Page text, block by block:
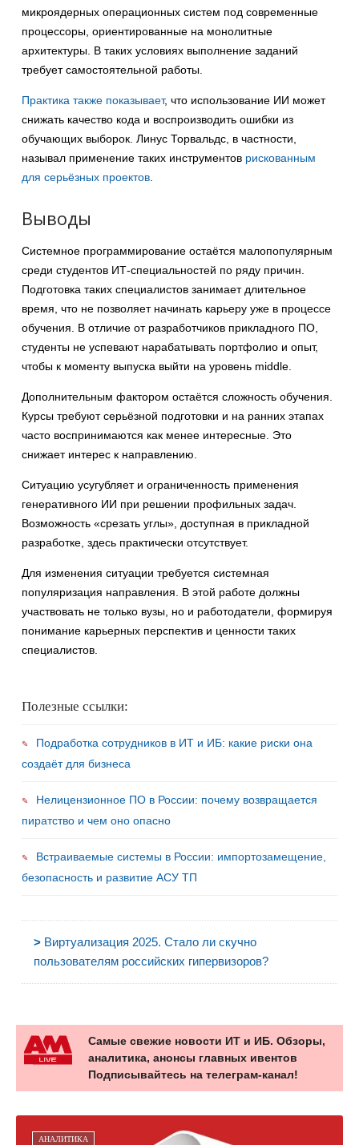
микроядерных операционных систем под современные
процессоры, ориентированные на монолитные
архитектуры. В таких условиях выполнение заданий
требует самостоятельной работы.
Практика также показывает, что использование ИИ может
снижать качество кода и воспроизводить ошибки из
обучающих выборок. Линус Торвальдс, в частности,
называл применение таких инструментов рискованным
для серьёзных проектов
Выводы
Системное программирование остаётся малопопулярным
среди студентов ИТ-специальностей по ряду причин.
Подготовка таких специалистов занимает длительное
время, что не позволяет начинать карьеру уже в процессе
обучения. В отличие от разработчиков прикладного ПО,
студенты не успевают нарабатывать портфолио и опыт,
чтобы к моменту выпуска выйти на уровень middle.
Дополнительным фактором остаётся сложность обучения.
Курсы требуют серьёзной подготовки и на ранних этапах
часто воспринимаются как менее интересные. Это
снижает интерес к направлению.
Ситуацию усугубляет и ограниченность применения
генеративного ИИ при решении профильных задач.
Возможность «срезать углы», доступная в прикладной
разработке, здесь практически отсутствует.
Для изменения ситуации требуется системная
популяризация направления. В этой работе должны
участвовать не только вузы, но и работодатели, формируя
понимание карьерных перспектив и ценности таких
специалистов.
Полезные ссылки:
Подработка сотрудников в ИТ и ИБ: какие риски она
создаёт для бизнеса
Нелицензионное ПО в России: почему возвращается
пиратство и чем оно опасно
Встраиваемые системы в России: импортозамещение,
безопасность и развитие АСУ ТП
> Виртуализация 2025. Стало ли скучно
пользователям российских гипервизоров?
Самые свежие новости ИТ и ИБ. Обзоры,
аналитика, анонсы главных ивентов
Подписывайтесь на телеграм-канал!
АНАЛИТИКА